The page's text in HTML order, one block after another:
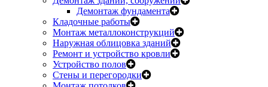
Демонтаж фундамента
Кладочные работы
Монтаж металлоконструкций
Наружная облицовка зданий
Ремонт и устройство кровли
Устройство полов
Стены и перегородки